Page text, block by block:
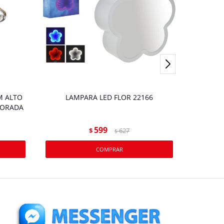
ALTO
LAMPARA LED FLOR 22166
$599 $ 627